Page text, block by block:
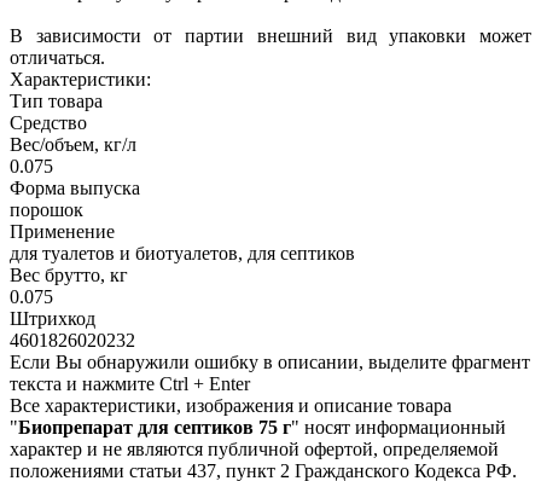
В зависимости от партии внешний вид упаковки может
отличаться.
Характеристики:
Тип товара
Средство
Вес/объем, кг/л
0.075
Форма выпуска
порошок
Применение
для туалетов и биотуалетов, для септиков
Вес брутто, кг
0.075
Штрихкод
4601826020232
Если Вы обнаружили ошибку в описании, выделите фрагмент
текста и нажмите Ctrl + Enter
Все характеристики, изображения и описание товара
"Биопрепарат для септиков 75 г" носят информационный
характер и не являются публичной офертой, определяемой
положениями статьи 437, пункт 2 Гражданского Кодекса РФ.